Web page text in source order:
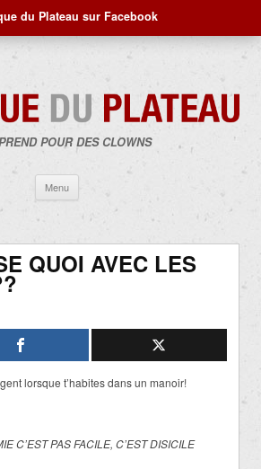
du Plateau sur Facebook
POUR DES CLOWNS
Menu
contenu
QUOI AVEC LES
lorsque t’habites dans un manoir!
C’EST PAS FACILE, C’EST DISICILE